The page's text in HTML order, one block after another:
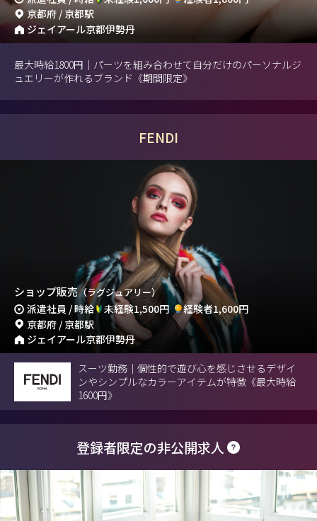
京都府 / 京都駅
ジェイアール京都伊勢丹
最大時給1800円｜パーツを組み合わせて自分だけのパーソナルジ
ュエリーが作れるブランド《期間限定》
FENDI
ショップ販売（ラグジュアリー）
派遣社員 / 時給 未経験1,500円
経験者1,600円
京都府 / 京都駅
ジェイアール京都伊勢丹
スーツ勤務｜個性的で遊び心を感じさせるデザイ
ンやシンプルなカラーアイテムが特徴《最大時給
1600円》
登録者限定の非公開求人